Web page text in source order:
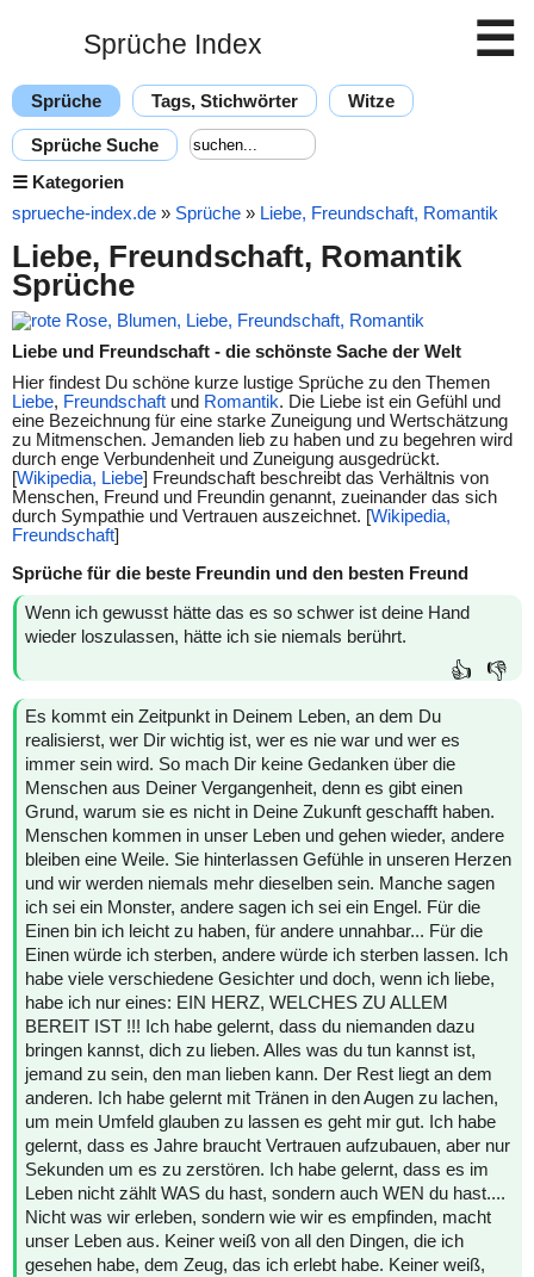
Sprüche Index ☰
Sprüche Tags, Stichwörter Witze
Sprüche Suche
☰ Kategorien
sprueche-index.de » Sprüche » Liebe, Freundschaft, Romantik
Liebe, Freundschaft, Romantik
Sprüche
Liebe und Freundschaft - die schönste Sache der Welt
Hier findest Du schöne kurze lustige Sprüche zu den Themen
Liebe, Freundschaft und Romantik. Die Liebe ist ein Gefühl und
eine Bezeichnung für eine starke Zuneigung und Wertschätzung
zu Mitmenschen. Jemanden lieb zu haben und zu begehren wird
durch enge Verbundenheit und Zuneigung ausgedrückt.
[Wikipedia, Liebe] Freundschaft beschreibt das Verhältnis von
Menschen, Freund und Freundin genannt, zueinander das sich
durch Sympathie und Vertrauen auszeichnet. [Wikipedia,
Freundschaft]
Sprüche für die beste Freundin und den besten Freund
Wenn ich gewusst hätte das es so schwer ist deine Hand
wieder loszulassen, hätte ich sie niemals berührt.
👍 👎
Es kommt ein Zeitpunkt in Deinem Leben, an dem Du
realisierst, wer Dir wichtig ist, wer es nie war und wer es
immer sein wird. So mach Dir keine Gedanken über die
Menschen aus Deiner Vergangenheit, denn es gibt einen
Grund, warum sie es nicht in Deine Zukunft geschafft haben.
Menschen kommen in unser Leben und gehen wieder, andere
bleiben eine Weile. Sie hinterlassen Gefühle in unseren Herzen
und wir werden niemals mehr dieselben sein. Manche sagen
ich sei ein Monster, andere sagen ich sei ein Engel. Für die
Einen bin ich leicht zu haben, für andere unnahbar... Für die
Einen würde ich sterben, andere würde ich sterben lassen. Ich
habe viele verschiedene Gesichter und doch, wenn ich liebe,
habe ich nur eines: EIN HERZ, WELCHES ZU ALLEM
BEREIT IST !!! Ich habe gelernt, dass du niemanden dazu
bringen kannst, dich zu lieben. Alles was du tun kannst ist,
jemand zu sein, den man lieben kann. Der Rest liegt an dem
anderen. Ich habe gelernt mit Tränen in den Augen zu lachen,
um mein Umfeld glauben zu lassen es geht mir gut. Ich habe
gelernt, dass es Jahre braucht Vertrauen aufzubauen, aber nur
Sekunden um es zu zerstören. Ich habe gelernt, dass es im
Leben nicht zählt WAS du hast, sondern auch WEN du hast....
Nicht was wir erleben, sondern wie wir es empfinden, macht
unser Leben aus. Keiner weiß von all den Dingen, die ich
gesehen habe, dem Zeug, das ich erlebt habe. Keiner weiß,